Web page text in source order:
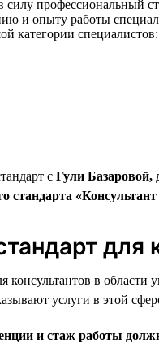
силу профессиональный
и опыту работы
категории
с Гули Базаровой,
стандарта
для
консультантов в
услуги в этой
и стаж работы